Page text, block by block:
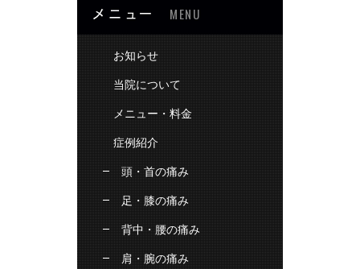
メニュー MENU
お知らせ
当院について
メニュー・料金
症例紹介
頭・首の痛み
足・膝の痛み
背中・腰の痛み
肩・腕の痛み